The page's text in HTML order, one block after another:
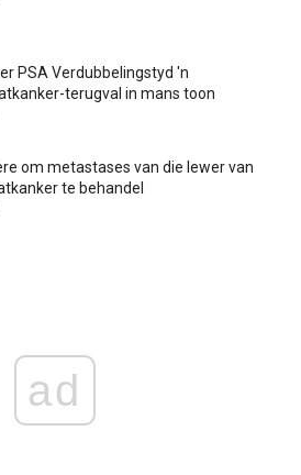
PSA Verdubbelingstyd 'n
terugval in mans toon
om metastases van die lewer van
te behandel
ad